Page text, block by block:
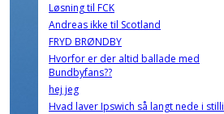
Løsning til FCK
Andreas ikke til Scotland
FRYD BRØNDBY
Hvorfor er der altid ballade med
Bundbyfans??
hej jeg
Hvad laver Ipswich så langt nede i